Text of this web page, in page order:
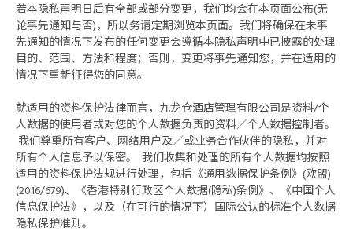
若本隐私声明日后有全部或部分变更，我们均会在本页面公布(无
论事先通知与否)，所以务请定期浏览本页面。我们将确保在未事
先通知的情况下发布的任何变更会遵循本隐私声明中已披露的处理
目的、范围、方法和程度；否则，变更将事先通知您，并在适用的
情况下重新征得您的同意。
就适用的资料保护法律而言，九龙仓酒店管理有限公司是资料/个
人数据的使用者或对您的个人数据负责的资料／个人数据控制者。
我们尊重所有客户、网络用户及／或业务合作伙伴的隐私，并对
所有个人信息予以保密。 我们收集和处理的所有个人数据均按照
适用的资料保护法规进行处理，包括《通用数据保护条例》(欧盟)
(2016/679)、《香港特别行政区个人数据(隐私)条例》、《中国个人
信息保护法》，以及（在可行的情况下）国际公认的标准个人数据
隐私保护准则。